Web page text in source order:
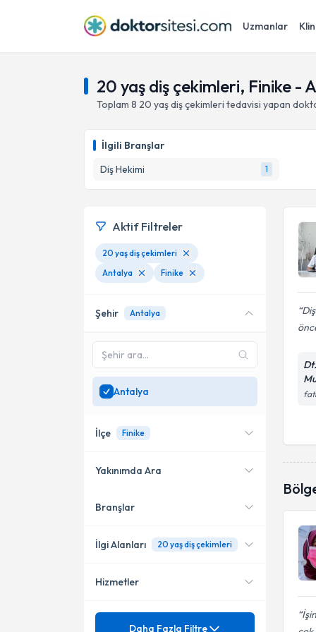
Uzmanlar
20 yaş diş çekimleri, Finike -
Toplam 8 20 yaş diş çekimleri tedavisi yapan
İlgili Branşlar
Diş Hekimi
1
Aktif Filtreler
20 yaş diş çekimleri
Antalya
Finike
Şehir Antalya
Antalya
İlçe Finike
Alanya
Muratpaşa
Yakınımda Ara
Konumuma yakın uzmanları
Branşlar
Diş Hekimi
İlgi Alanları 20 yaş diş çekimleri
20 Lik Diş Çekimi
Hizmetler
Mezuniyet
Daha Fazla Filtre